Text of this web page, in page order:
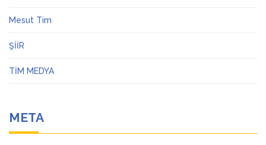
Mesut Tim
ŞİİR
TİM MEDYA
META